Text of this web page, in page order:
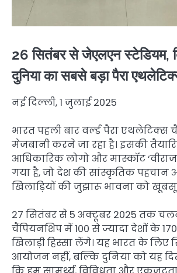
26 सितंबर से जेएलएन स्टेडियम,
दुनिया का सबसे बड़ा पैरा
नई दिल्ली, 1 जुलाई 2025
भारत पहली बार वर्ल्ड पैरा एथलेटिक्स
मेजबानी करने जा रहा है। इसकी
आधिकारिक लोगो और मास्कॉट
गया है, जो देश की सांस्कृतिक पहचान
खिलाड़ियों की जुझारू भावना को
27 सितंबर से 5 अक्टूबर 2025 तक
चैंपियनशिप में 100 से ज्यादा देशों के
खिलाड़ी हिस्सा लेंगे। यह भारत के लिए
आयोजन नहीं, बल्कि दुनिया को यह